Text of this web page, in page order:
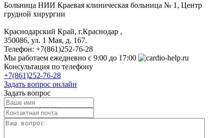
Больница НИИ Краевая клиническая больница № 1, Центр
грудной хирургии
Краснодарский Край, г.Краснодар ,
350086, ул. 1 Мая, д. 167.
Телефон: +7(861)252-76-28
Мы работаем ежедневно с 9:00 до 17:00
Консультация по телефону
+7(861)252-76-28
Задать вопрос онлайн
Задать вопрос